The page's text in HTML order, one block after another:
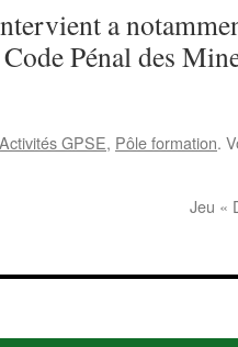
a
Pénal des
Activités GPSE, Pôle formation.
Jeu «